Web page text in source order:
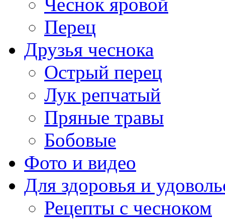
Перец
Друзья чеснока
Острый перец
Лук репчатый
Пряные травы
Бобовые
Фото и видео
Для здоровья и
Рецепты с чесноком